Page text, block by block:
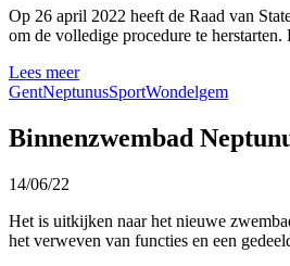
Op 26 april 2022 heeft de Raad van
om de volledige procedure te
Lees meer
GentNeptunusSportWondelgem
Binnenzwembad
14/06/22
Het is uitkijken naar het nieuwe
het verweven van functies en een